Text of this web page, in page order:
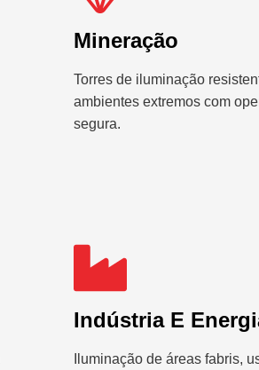
Mineração
Torres de iluminação
ambientes extremos com
segura.
Indústria E
Iluminação de áreas fabris,